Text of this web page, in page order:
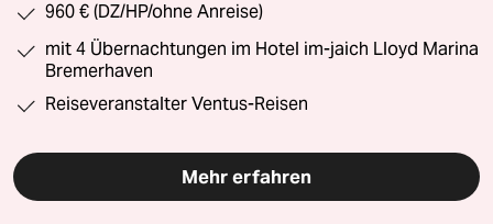
960 € (DZ/HP/ohne Anreise)
mit 4 Übernachtungen im Hotel im-jaich Lloyd Marina
Bremerhaven
Reiseveranstalter Ventus-Reisen
Mehr erfahren